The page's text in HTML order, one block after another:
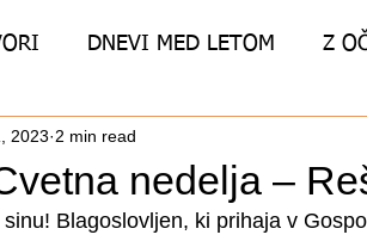
DNEVI MED LETOM Z
nedelja –
2023 2 min read
Blagoslovljen, ki prihaja v